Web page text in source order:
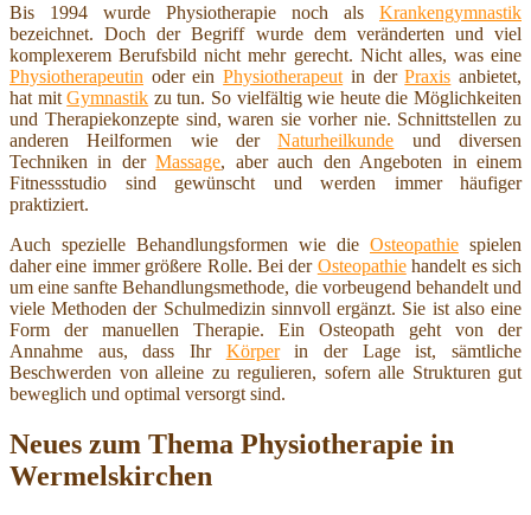
Bis 1994 wurde Physiotherapie noch als Krankengymnastik
bezeichnet. Doch der Begriff wurde dem veränderten und viel
komplexerem Berufsbild nicht mehr gerecht. Nicht alles, was eine
Physiotherapeutin oder einPhysiotherapeut in derPraxis anbietet,
hat mitGymnastik zu tun. So vielfältig wie heute die Möglichkeiten
und Therapiekonzepte sind, waren sie vorher nie. Schnittstellen zu
anderen Heilformen wie derNaturheilkunde und diversen
Techniken in derMassage, aber auch den Angeboten in einem
Fitnessstudio sind gewünscht und werden immer häufiger
praktiziert.
Auch spezielle Behandlungsformen wie die Osteopathie spielen
daher eine immer größere Rolle. Bei der Osteopathiehandelt es sich
um eine sanfte Behandlungsmethode, die vorbeugend behandelt und
viele Methoden der Schulmedizin sinnvoll ergänzt. Sie ist also eine
Form der manuellen Therapie. Ein Osteopath geht von der
Annahme aus, dass Ihr Körperin der Lage ist, sämtliche
Beschwerden von alleine zu regulieren, sofern alle Strukturen gut
beweglich und optimal versorgt sind.
Neues zum Thema Physiotherapie in
Wermelskirchen